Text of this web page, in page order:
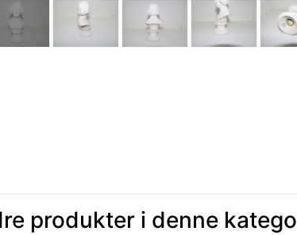
produkter i denne